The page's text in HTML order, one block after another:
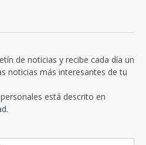
de noticias y recibe cada día un
noticias más interesantes de tu
está descrito en